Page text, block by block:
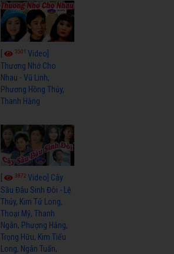
3501Video]
Thương Nhớ Cho
Nhau - Vũ Linh,
Phương Hồng Thủy,
Thanh Hằng
3872Video] Cây
Sầu Đâu Sinh Đôi - Lệ
Thủy, Kim Tử Long,
Thoại Mỹ, Thanh
Ngân, Phượng Hằng,
Trọng Hữu, Kim Tiểu
Long, Ngân Tuấn,